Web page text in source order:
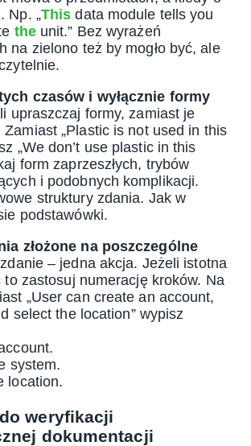
Np. „This data module tells you
the unit.” Bez wyrażeń
na zielono też by mogło być, ale
czasów i wyłącznie formy
upraszczaj formy, zamiast je
Zamiast „Plastic is not used in this
„We don’t use plastic in this
form zaprzeszłych, trybów
i podobnych komplikacji.
struktury zdania. Jak w
podstawówki.
złożone na poszczególne
– jedna akcja. Jeżeli istotna
to zastosuj numerację kroków. Na
„User can create an account,
select the location” wypisz
system.
location.
weryfikacji
dokumentacji